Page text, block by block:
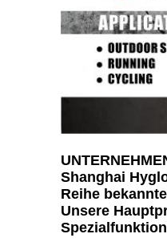
Shanghai
Reihe
Unsere